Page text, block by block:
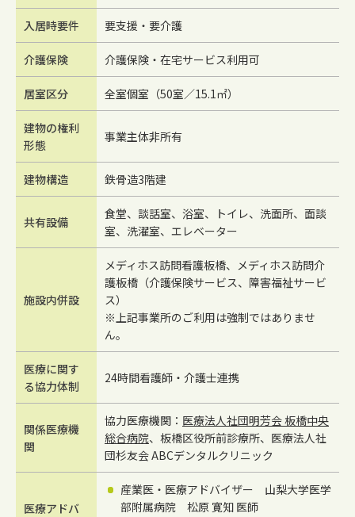
入居時要件 要支援・要介護
介護保険 介護保険・在宅サービス利用可
居室区分 全室個室（50室／15.1㎡）
建物の権利
形態
事業主体非所有
建物構造 鉄骨造3階建
共有設備
食堂、談話室、浴室、トイレ、洗面所、面談
室、洗濯室、エレベーター
施設内併設
メディホス訪問看護板橋、メディホス訪問介
護板橋（介護保険サービス、障害福祉サービ
ス）
※上記事業所のご利用は強制ではありませ
ん。
医療に関す
る協力体制
24時間看護師・介護士連携
関係医療機
関
協力医療機関： 医療法人社団明芳会 板橋中央
総合病院、板橋区役所前診療所、医療法人社
団杉友会 ABCデンタルクリニック
医療アドバ
産業医・医療アドバイザー 山梨大学医学
部附属病院 松原 寛知 医師